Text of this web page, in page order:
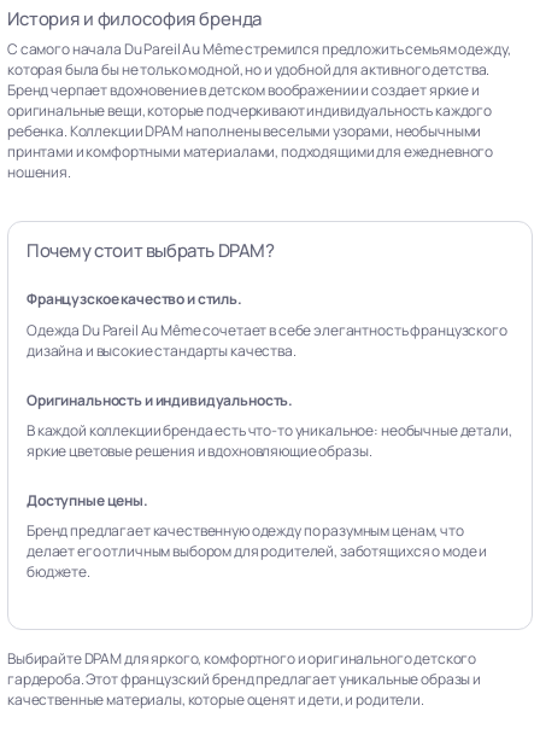
История и философия бренда
С самого начала Du Pareil Au Même стремился предложить семьям одежду,
которая была бы не только модной, но и удобной для активного детства.
Бренд черпает вдохновение в детском воображении и создает яркие и
оригинальные вещи, которые подчеркивают индивидуальность каждого
ребенка. Коллекции DPAM наполнены веселыми узорами, необычными
принтами и комфортными материалами, подходящими для ежедневного
ношения.
Почему стоит выбрать DPAM?
Французское качество и стиль.
Одежда Du Pareil Au Même сочетает в себе элегантность французского
дизайна и высокие стандарты качества.
Оригинальность и индивидуальность.
В каждой коллекции бренда есть что-то уникальное: необычные детали,
яркие цветовые решения и вдохновляющие образы.
Доступные цены.
Бренд предлагает качественную одежду по разумным ценам, что
делает его отличным выбором для родителей, заботящихся о моде и
бюджете.
Выбирайте DPAM для яркого, комфортного и оригинального детского
гардероба. Этот французский бренд предлагает уникальные образы и
качественные материалы, которые оценят и дети, и родители.